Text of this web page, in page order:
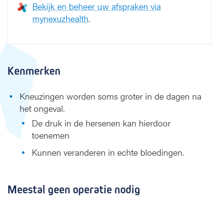
Bekijk en beheer uw afspraken via
mynexuzhealth.
Kenmerken
Kneuzingen worden soms groter in de dagen na
het ongeval.
De druk in de hersenen kan hierdoor
toenemen
Kunnen veranderen in echte bloedingen.
Meestal geen operatie nodig